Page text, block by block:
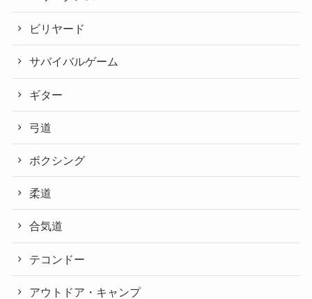
ビリヤード
サバイバルゲーム
ギター
弓道
ボクシング
柔道
合気道
テコンドー
アウトドア・キャンプ